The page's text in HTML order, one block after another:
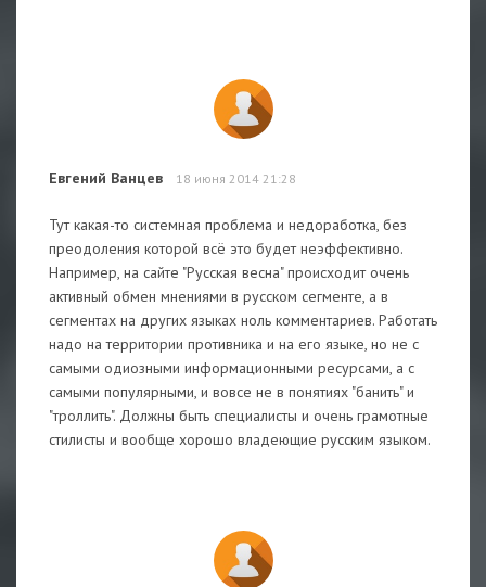
Евгений Ванцев 18 июня 2014 21:28
Тут какая-то системная проблема и недоработка, без
преодоления которой всё это будет неэффективно.
Например, на сайте "Русская весна" происходит очень
активный обмен мнениями в русском сегменте, а в
сегментах на других языках ноль комментариев. Работать
надо на территории противника и на его языке, но не с
самыми одиозными информационными ресурсами, а с
самыми популярными, и вовсе не в понятиях "банить" и
"троллить". Должны быть специалисты и очень грамотные
стилисты и вообще хорошо владеющие русским языком.